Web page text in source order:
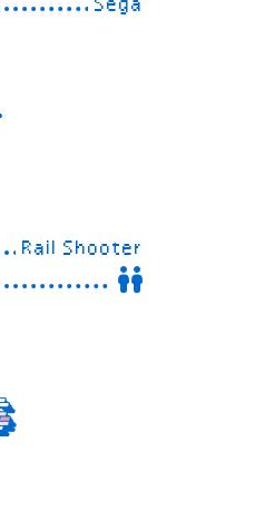
Sega
Rail Shooter